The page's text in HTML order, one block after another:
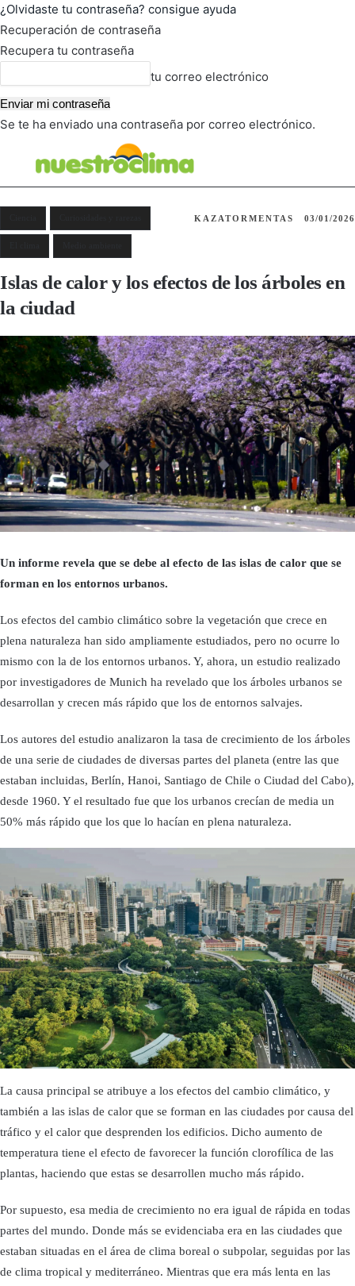
¿Olvidaste tu contraseña? consigue ayuda
Recuperación de contraseña
Recupera tu contraseña
tu correo electrónico
Se te ha enviado una contraseña por correo electrónico.
KAZATORMENTAS 03/01/2026
Islas de calor y los efectos de los árboles en
la ciudad
Un informe revela que se debe al efecto de las islas de calor que se
forman en los entornos urbanos.
Los efectos del cambio climático sobre la vegetación que crece en
plena naturaleza han sido ampliamente estudiados, pero no ocurre lo
mismo con la de los entornos urbanos. Y, ahora, un estudio realizado
por investigadores de Munich ha revelado que los árboles urbanos se
desarrollan y crecen más rápido que los de entornos salvajes.
Los autores del estudio analizaron la tasa de crecimiento de los árboles
de una serie de ciudades de diversas partes del planeta (entre las que
estaban incluidas, Berlín, Hanoi, Santiago de Chile o Ciudad del Cabo),
desde 1960. Y el resultado fue que los urbanos crecían de media un
50% más rápido que los que lo hacían en plena naturaleza.
La causa principal se atribuye a los efectos del cambio climático, y
también a las islas de calor que se forman en las ciudades por causa del
tráfico y el calor que desprenden los edificios. Dicho aumento de
temperatura tiene el efecto de favorecer la función clorofílica de las
plantas, haciendo que estas se desarrollen mucho más rápido.
Por supuesto, esa media de crecimiento no era igual de rápida en todas
partes del mundo. Donde más se evidenciaba era en las ciudades que
estaban situadas en el área de clima boreal o subpolar, seguidas por las
de clima tropical y mediterráneo. Mientras que era más lenta en las